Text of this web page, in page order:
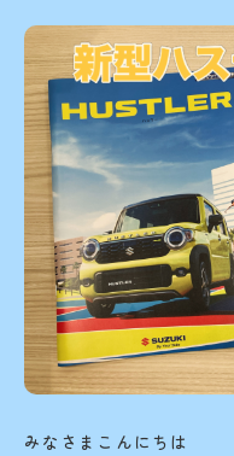
みなさまこんにちは